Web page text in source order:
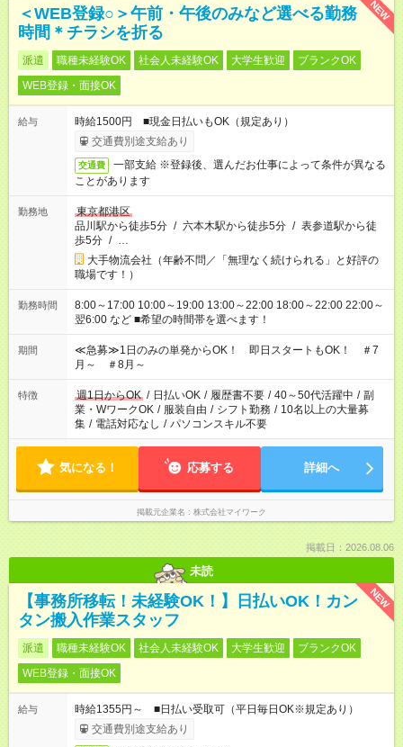
NEW
＜WEB登録○＞午前・午後のみなど選べる勤務
時間＊チラシを折る
派遣 職種未経験OK 社会人未経験OK 大学生歓迎
ブランクOK
WEB登録・面接OK
給与
時給1500円 ■現金日払いもOK（規定あり）
交通費別途支給あり
交通費
一部支給 ※登録後、選んだお仕事によって条件が異なる
ことがあります
勤務地
東京都港区
品川駅から徒歩5分 / 六本木駅から徒歩5分 / 表参道駅から徒
歩5分 / …
大手物流会社（年齢不問／「無理なく続けられる」と好評の
職場です！）
勤務時間
8:00～17:00 10:00～19:00 13:00～22:00 18:00～22:00 22:00～
翌6:00 など ■希望の時間帯を選べます！
期間
≪急募≫1日のみの単発からOK！ 即日スタートもOK！ ＃7
月～ ＃8月～
特徴 週1日からOK / 日払いOK / 履歴書不要 / 40～50代活躍中 / 副
業・WワークOK / 服装自由 / シフト勤務 / 10名以上の大量募
集 / 電話対応なし / パソコンスキル不要
気になる！ 応募する 詳細へ
掲載元企業名 株式会社マイワーク
掲載日：2026.08.06
未読
NEW
【事務所移転！未経験OK！】日払いOK！カン
タン搬入作業スタッフ
派遣 職種未経験OK 社会人未経験OK 大学生歓迎
ブランクOK
WEB登録・面接OK
給与
時給1355円～ ■日払い受取可（平日毎日OK※規定あり）
交通費別途支給あり